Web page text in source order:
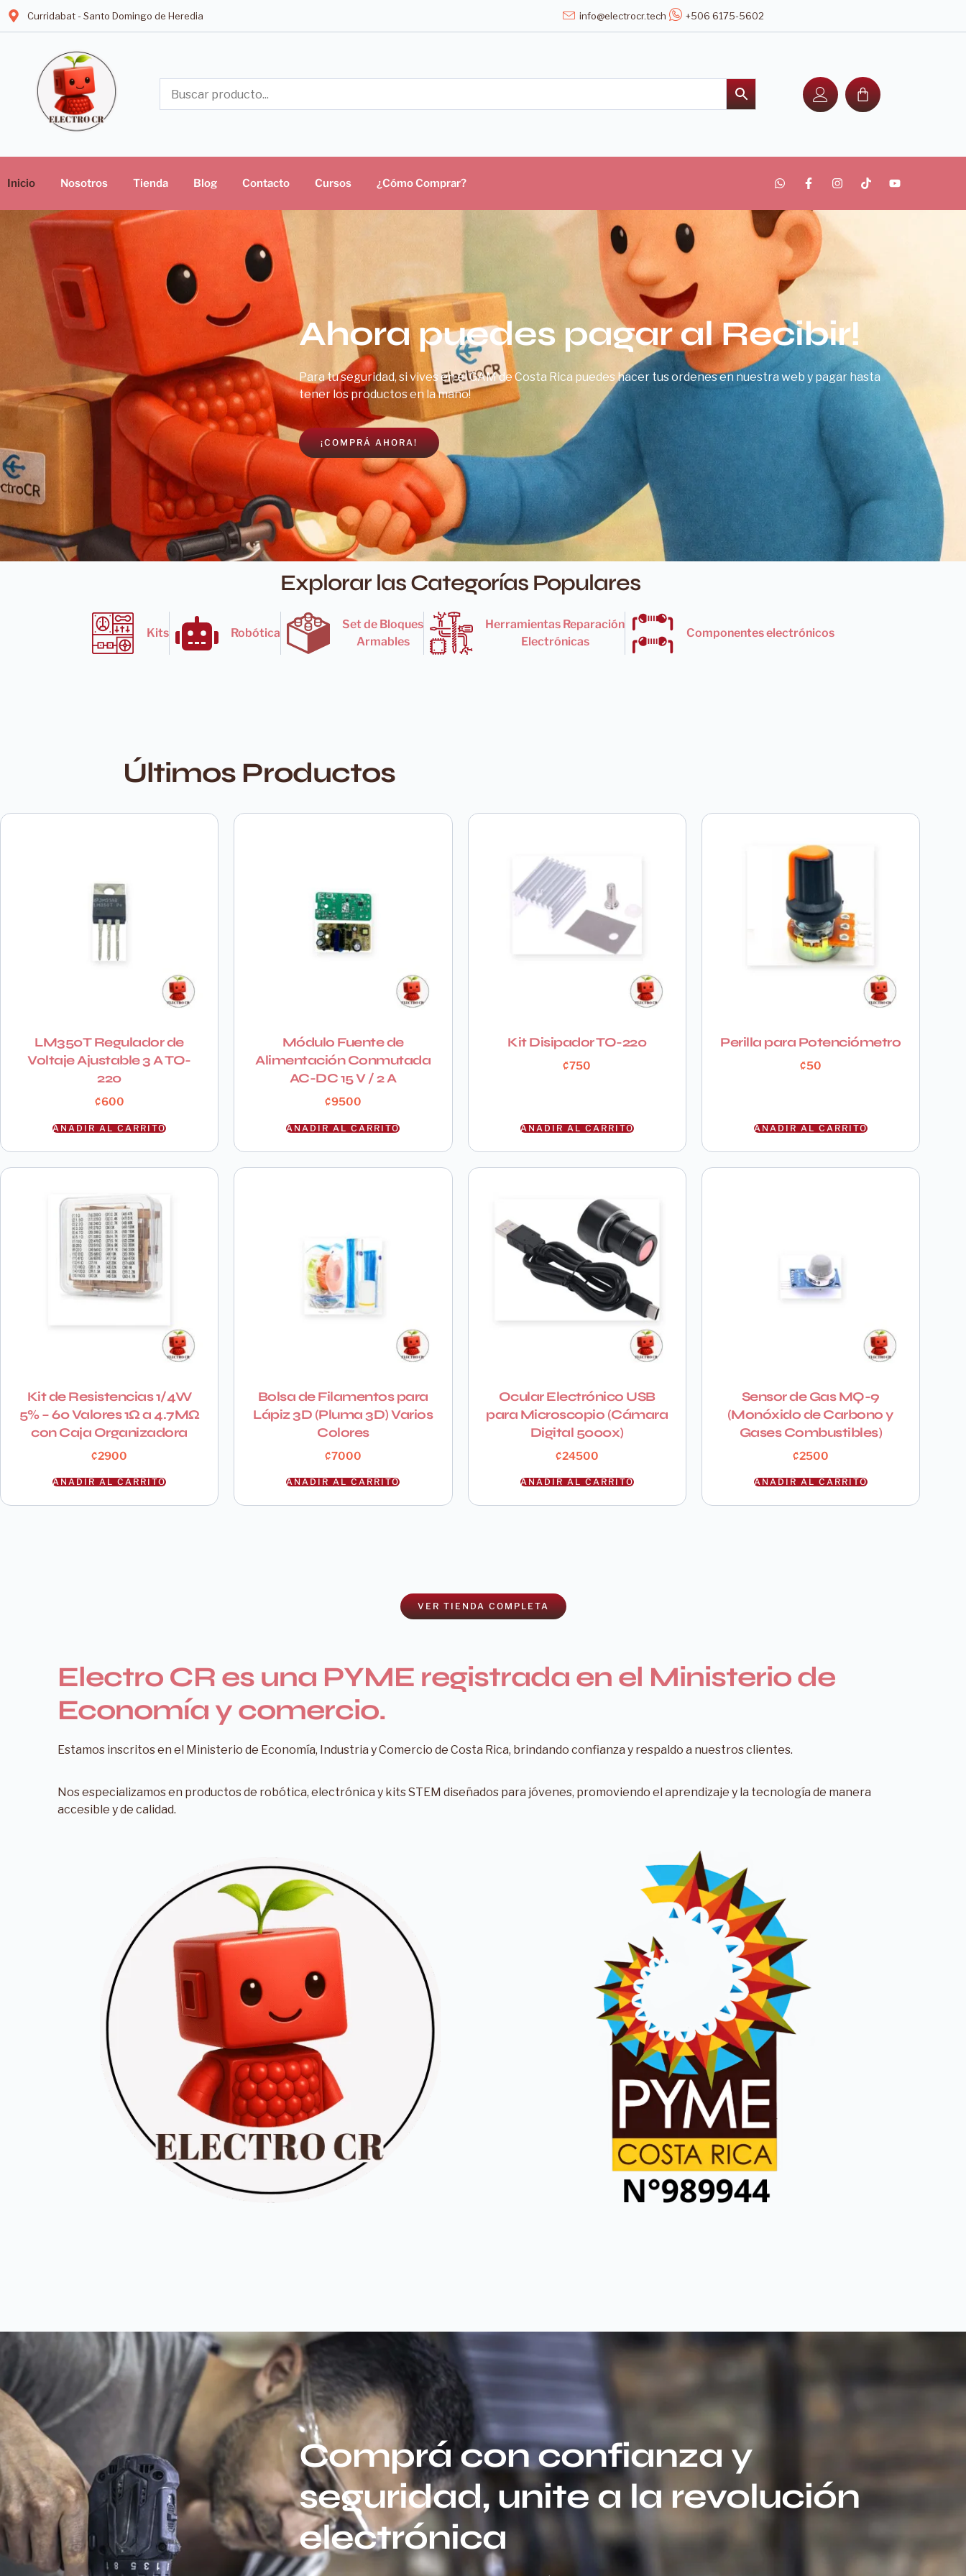
Curridabat - Santo Domingo de Heredia info@electrocr.tech +506 6175-5602
Inicio Nosotros Tienda Blog Contacto Cursos ¿Cómo Comprar?
Ahora puedes pagar al Recibir!
Para tu seguridad, si vives en el GAM de Costa Rica puedes hacer tus ordenes en nuestra web y pagar hasta
tener los productos en la mano!
¡COMPRÁ AHORA!
Explorar las Categorías Populares
Kits Robótica
Set de Bloques
Armables
Herramientas Reparación
Electrónicas
Componentes electrónicos
Últimos Productos
LM350T Regulador de
Voltaje Ajustable 3 A TO-
220
₡600
AÑADIR AL CARRITO
Módulo Fuente de
Alimentación Conmutada
AC-DC 15 V / 2 A
₡9500
AÑADIR AL CARRITO
Kit Disipador TO-220
₡750
AÑADIR AL CARRITO
Perilla para Potenciómetro
₡50
AÑADIR AL CARRITO
Kit de Resistencias 1/4W
5% – 60 Valores 1Ω a 4.7MΩ
con Caja Organizadora
₡2900
AÑADIR AL CARRITO
Bolsa de Filamentos para
Lápiz 3D (Pluma 3D) Varios
Colores
₡7000
AÑADIR AL CARRITO
Ocular Electrónico USB
para Microscopio (Cámara
Digital 5000x)
₡24500
AÑADIR AL CARRITO
Sensor de Gas MQ-9
(Monóxido de Carbono y
Gases Combustibles)
₡2500
AÑADIR AL CARRITO
VER TIENDA COMPLETA
Electro CR es una PYME registrada en el Ministerio de
Economía y comercio.
Estamos inscritos en el Ministerio de Economía, Industria y Comercio de Costa Rica, brindando confianza y respaldo a nuestros clientes.
Nos especializamos en productos de robótica, electrónica y kits STEM diseñados para jóvenes, promoviendo el aprendizaje y la tecnología de manera
accesible y de calidad.
Comprá con confianza y
seguridad, unite a la revolución
electrónica
nuestras
Liquidaciones y